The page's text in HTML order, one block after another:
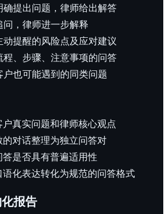
确提出问题，律师给出解答
问，律师进一步解释
动提醒的风险点及应对建议
程、步骤、注意事项的问答
户也可能遇到的同类问题
户真实问题和律师核心观点
的对话整理为独立问答对
答是否具有普遍适用性
语化表达转化为规范的问答格式
报告